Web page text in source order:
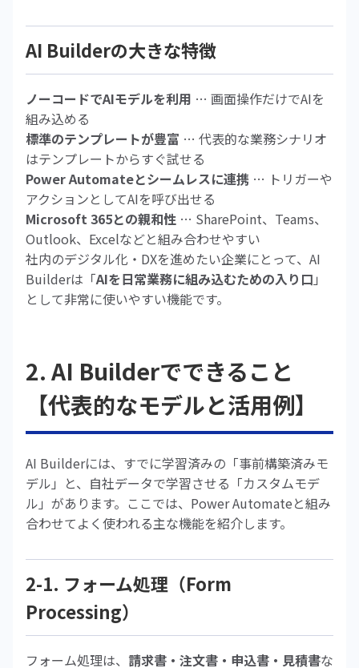
AI Builderの大きな特徴
ノーコードでAIモデルを利用 … 画面操作だけでAIを
組み込める
標準のテンプレートが豊富 … 代表的な業務シナリオ
はテンプレートからすぐ試せる
Power Automateとシームレスに連携 … トリガーや
アクションとしてAIを呼び出せる
Microsoft 365との親和性 … SharePoint、Teams、
Outlook、Excelなどと組み合わせやすい
社内のデジタル化・DXを進めたい企業にとって、AI
Builderは「AIを日常業務に組み込むための入り口 」
として非常に使いやすい機能です。
2. AI Builderでできること
【代表的なモデルと活用例】
AI Builderには、すでに学習済みの「事前構築済みモ
デル」と、自社データで学習させる「カスタムモデ
ル」があります。ここでは、Power Automateと組み
合わせてよく使われる主な機能を紹介します。
2-1. フォーム処理（Form
Processing）
フォーム処理は、 請求書・注文書・申込書・見積書な